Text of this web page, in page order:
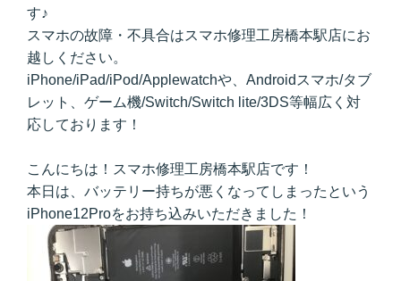
す♪
スマホの故障・不具合はスマホ修理工房橋本駅店にお
越しください。
iPhone/iPad/iPod/Applewatchや、Androidスマホ/タブ
レット、ゲーム機/Switch/Switch lite/3DS等幅広く対
応しております！
こんにちは！スマホ修理工房橋本駅店です！
本日は、バッテリー持ちが悪くなってしまったという
iPhone12Proをお持ち込みいただきました！